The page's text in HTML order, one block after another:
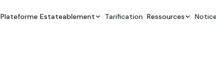
Plateforme Estateablement Tarification Ressources